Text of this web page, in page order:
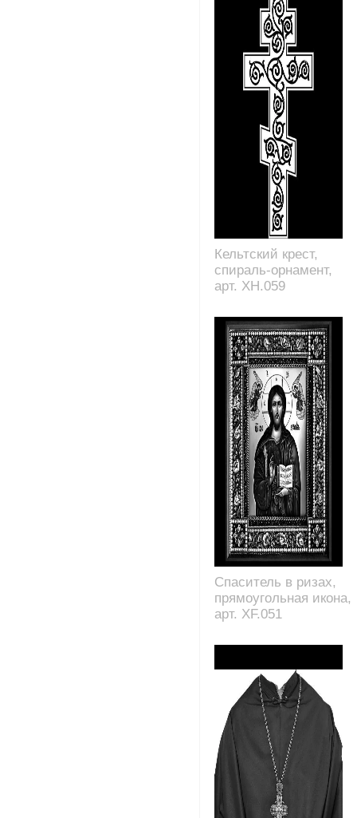
Кельтский крест,
спираль-орнамент,
арт. XH.059
Спаситель в ризах,
прямоугольная икона,
арт. XF.051